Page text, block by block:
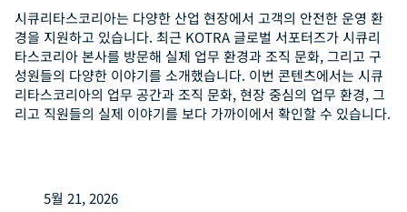
시큐리타스코리아는 다양한 산업 현장에서 고객의 안전한 운영 환
경을 지원하고 있습니다. 최근 KOTRA 글로벌 서포터즈가 시큐리
타스코리아 본사를 방문해 실제 업무 환경과 조직 문화, 그리고 구
성원들의 다양한 이야기를 소개했습니다. 이번 콘텐츠에서는 시큐
리타스코리아의 업무 공간과 조직 문화, 현장 중심의 업무 환경, 그
리고 직원들의 실제 이야기를 보다 가까이에서 확인할 수 있습니다.
5월 21, 2026